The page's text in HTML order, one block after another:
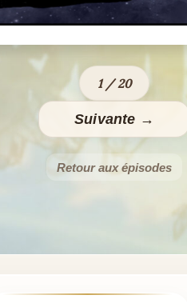
1 / 20
Suivante →
Retour aux épisodes